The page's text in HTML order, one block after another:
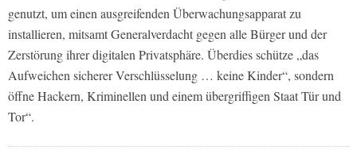
genutzt, um einen ausgreifenden Überwachungsapparat zu
installieren, mitsamt Generalverdacht gegen alle Bürger und der
Zerstörung ihrer digitalen Privatsphäre. Überdies schütze „das
Aufweichen sicherer Verschlüsselung … keine Kinder“, sondern
öffne Hackern, Kriminellen und einem übergriffigen Staat Tür und
Tor“.